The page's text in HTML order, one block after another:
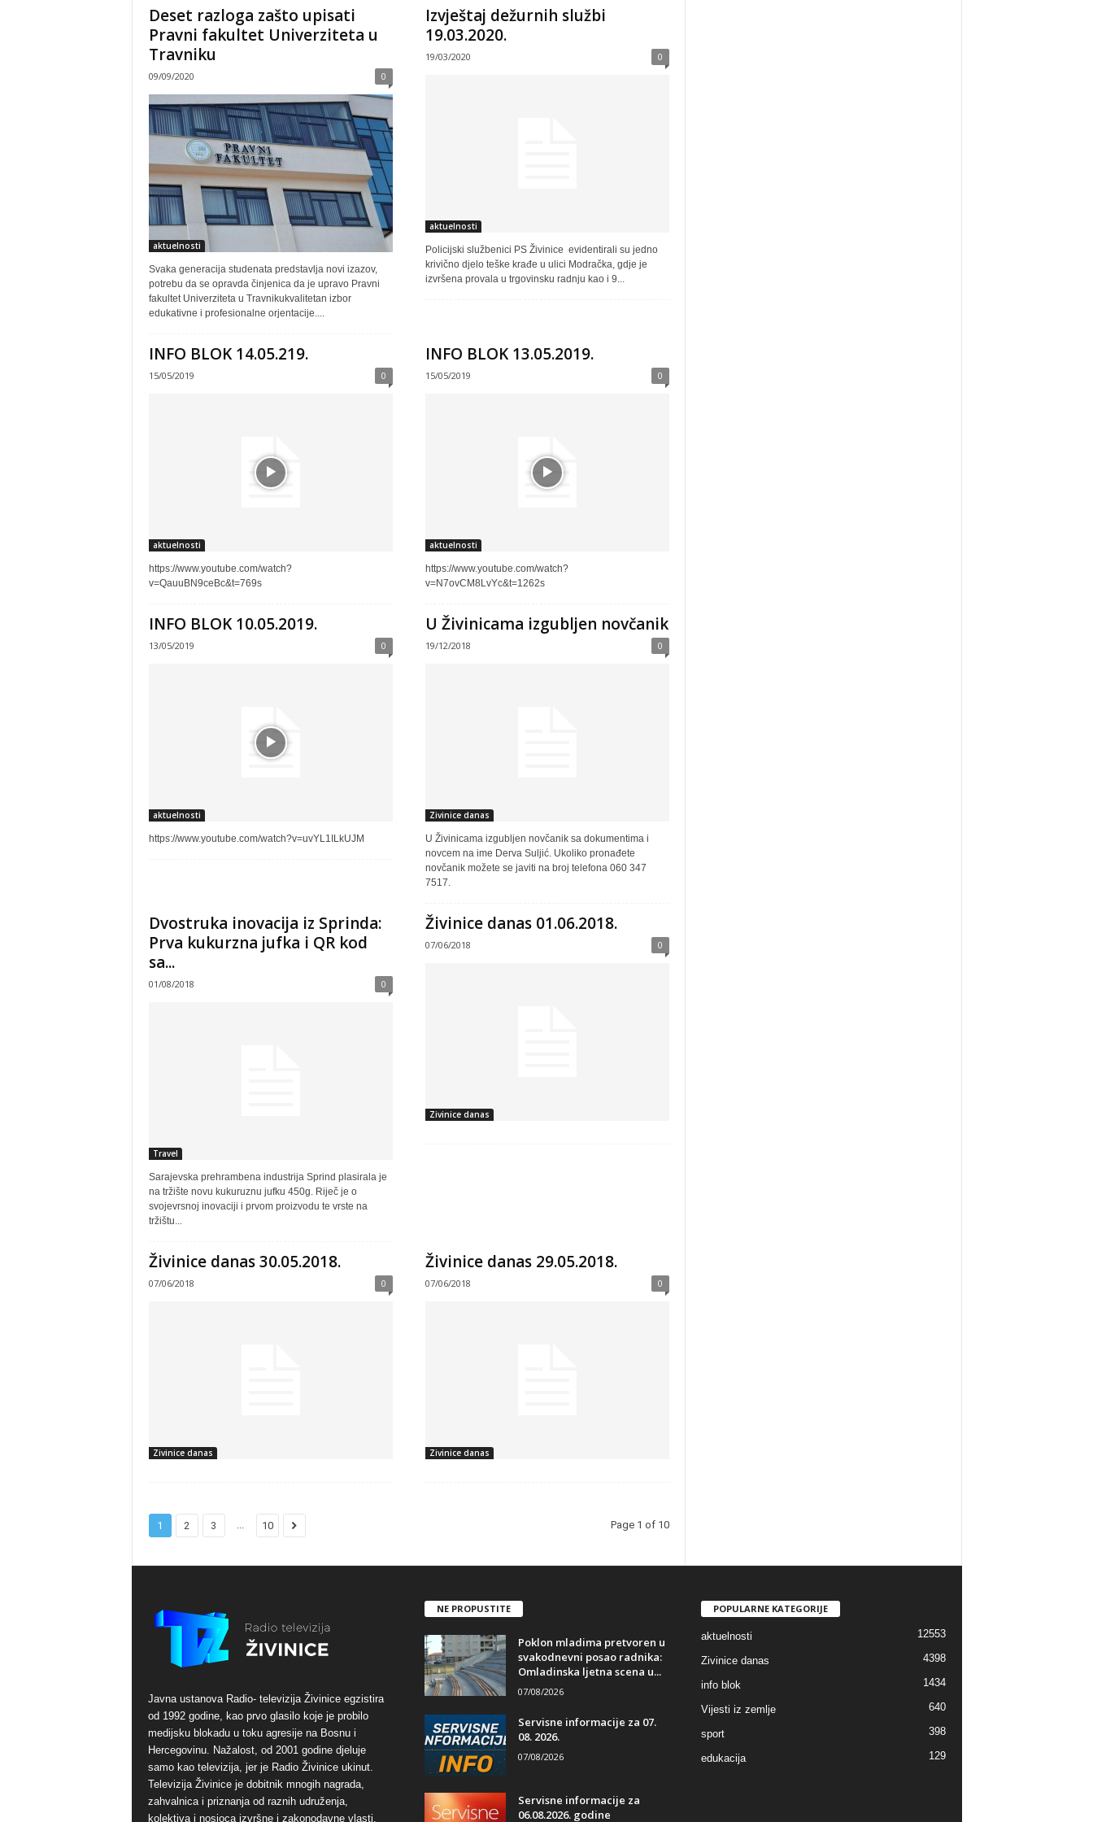
Deset razloga zašto upisati
Pravni fakultet Univerziteta u
Travniku
09/09/2020 0
aktuelnosti
Svaka generacija studenata predstavlja novi izazov,
potrebu da se opravda činjenica da je upravo Pravni
fakultet Univerziteta u Travnikukvalitetan izbor
edukativne i profesionalne orjentacije....
Izvještaj dežurnih službi
19.03.2020.
19/03/2020 0
aktuelnosti
Policijski službenici PS Živinice evidentirali su jedno
krivično djelo teške krađe u ulici Modračka, gdje je
izvršena provala u trgovinsku radnju kao i 9...
INFO BLOK 14.05.219.
15/05/2019 0
aktuelnosti
https://www.youtube.com/watch?
v=QauuBN9ceBc&t=769s
INFO BLOK 13.05.2019.
15/05/2019 0
aktuelnosti
https://www.youtube.com/watch?
v=N7ovCM8LvYc&t=1262s
INFO BLOK 10.05.2019.
13/05/2019 0
aktuelnosti
https://www.youtube.com/watch?v=uvYL1ILkUJM
U Živinicama izgubljen novčanik
19/12/2018 0
Zivinice danas
U Živinicama izgubljen novčanik sa dokumentima i
novcem na ime Derva Suljić. Ukoliko pronađete
novčanik možete se javiti na broj telefona 060 347
7517.
Dvostruka inovacija iz Sprinda:
Prva kukurzna jufka i QR kod
sa...
01/08/2018 0
Travel
Sarajevska prehrambena industrija Sprind plasirala je
na tržište novu kukuruznu jufku 450g. Riječ je o
svojevrsnoj inovaciji i prvom proizvodu te vrste na
tržištu...
Živinice danas 01.06.2018.
07/06/2018 0
Zivinice danas
Živinice danas 30.05.2018.
07/06/2018 0
Zivinice danas
Živinice danas 29.05.2018.
07/06/2018 0
Zivinice danas
1 2 3 ... 10 Page 1 of 10
Javna ustanova Radio- televizija Živinice egzistira
od 1992 godine, kao prvo glasilo koje je probilo
medijsku blokadu u toku agresije na Bosnu i
Hercegovinu. Nažalost, od 2001 godine djeluje
samo kao televizija, jer je Radio Živinice ukinut.
Televizija Živinice je dobitnik mnogih nagrada,
zahvalnica i priznanja od raznih udruženja,
kolektiva i nosioca izvršne i zakonodavne vlasti,
NE PROPUSTITE
Poklon mladima pretvoren u
svakodnevni posao radnika:
Omladinska ljetna scena u...
07/08/2026
Servisne informacije za 07.
08. 2026.
07/08/2026
Servisne informacije za
06.08.2026. godine
POPULARNE KATEGORIJE
aktuelnosti 12553
Zivinice danas 4398
info blok 1434
Vijesti iz zemlje 640
sport 398
edukacija 129